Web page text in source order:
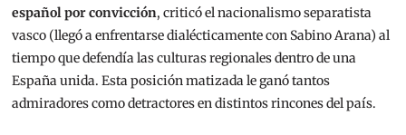
español por convicción, criticó el nacionalismo separatista
vasco (llegó a enfrentarse dialécticamente con Sabino Arana) al
tiempo que defendía las culturas regionales dentro de una
España unida. Esta posición matizada le ganó tantos
admiradores como detractores en distintos rincones del país.